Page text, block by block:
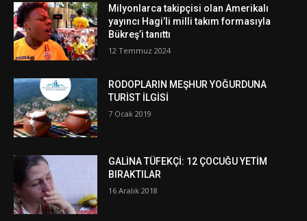
Milyonlarca takipçisi olan Amerikalı
yayıncı Hagi’li milli takım formasıyla
Bükreş’i tanıttı
12 Temmuz 2024
RODOPLARIN MEŞHUR YOĞURDUNA
TURİST İLGİSİ
7 Ocak 2019
GALİNA TÜFEKÇİ: 12 ÇOCUĞU YETİM
BIRAKTILAR
16 Aralık 2018